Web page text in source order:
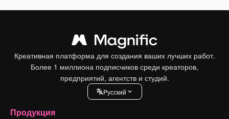
Креативная платформа для создания ваших лучших работ.
Более 1 миллиона подписчиков среди креаторов,
предприятий, агентств и студий.
Pусский
Продукция